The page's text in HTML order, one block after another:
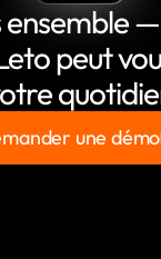
ensemble
peut
une démo